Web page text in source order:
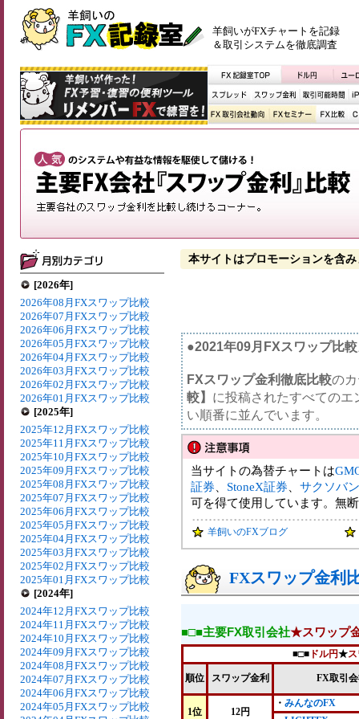
羊飼いがFXチャートを記録
＆取引システムを徹底調査
[2026年]
2026年08月FXスワップ比較
2026年07月FXスワップ比較
2026年06月FXスワップ比較
2026年05月FXスワップ比較
2026年04月FXスワップ比較
2026年03月FXスワップ比較
2026年02月FXスワップ比較
2026年01月FXスワップ比較
[2025年]
2025年12月FXスワップ比較
2025年11月FXスワップ比較
2025年10月FXスワップ比較
2025年09月FXスワップ比較
2025年08月FXスワップ比較
2025年07月FXスワップ比較
2025年06月FXスワップ比較
2025年05月FXスワップ比較
2025年04月FXスワップ比較
2025年03月FXスワップ比較
2025年02月FXスワップ比較
2025年01月FXスワップ比較
[2024年]
2024年12月FXスワップ比較
2024年11月FXスワップ比較
2024年10月FXスワップ比較
2024年09月FXスワップ比較
2024年08月FXスワップ比較
2024年07月FXスワップ比較
2024年06月FXスワップ比較
2024年05月FXスワップ比較
本サイトはプロモーションを含み
●2021年09月FXスワップ比
FXスワップ金利徹底比較の
較】 に投稿されたすべての
い順番に並んでいます。
当サイトの為替チャートは
証券
StoneX証券
サクソバ
可を得て使用しています。無
羊飼いのFXブログ
FXスワップ金利
■□■主要FX取引会社★スワップ
■□■ ドル円★
順位 スワップ金利 FX取引
1位 12円
・ みんなのFX